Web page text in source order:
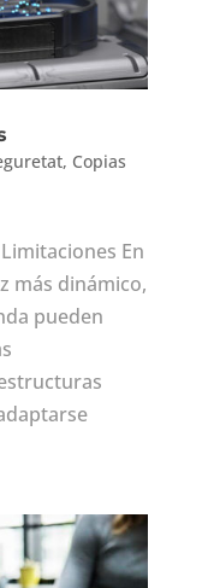
, Copias
En
más dinámico,
pueden